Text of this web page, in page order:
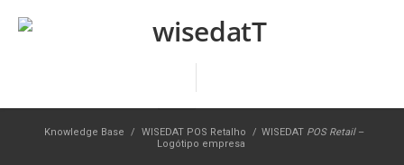
Knowledge Base / WISEDAT POS Retalho / WISEDAT POS Retail–
Logótipo empresa